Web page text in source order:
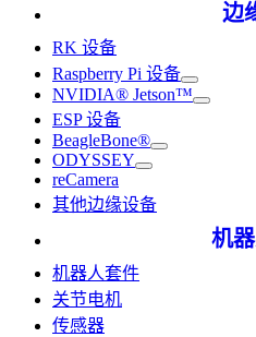
边
RK 设备
Raspberry Pi 设备
NVIDIA® Jetson™
ESP 设备
BeagleBone®
ODYSSEY
reCamera
其他边缘设备
机
机器人套件
关节电机
传感器